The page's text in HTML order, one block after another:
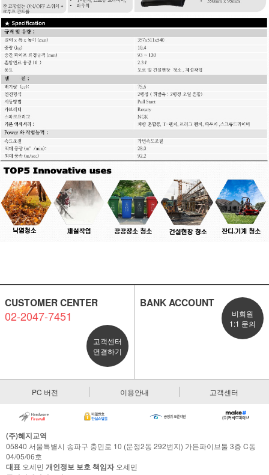
CUSTOMER CENTER
02-2047-7451
고객센터
연결하기
BANK ACCOUNT
비회원
1:1 문의
PC 버전 이용안내 고객센터
(주)혜지교역
05840 서울특별시 송파구 충민로 10 (문정2동 292번지) 가든파이브툴 3층 C동
04/05/06호
대표 오세민 개인정보 보호 책임자오세민